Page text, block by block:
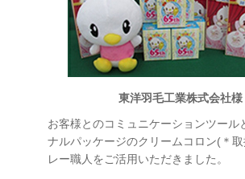
東洋羽毛工業株式会社様
お客様とのコミュニケーションツール
ナルパッケージのクリームコロン(＊
レー職人をご活用いただきました。